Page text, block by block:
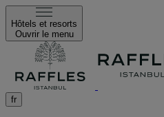
Hôtels et resorts
Ouvrir le menu
fr